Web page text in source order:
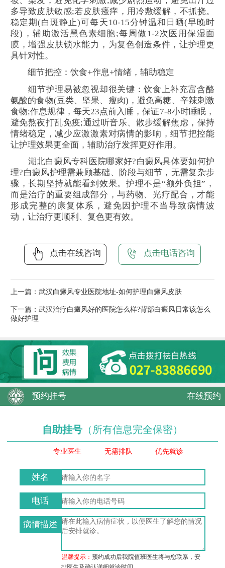
多导致皮肤敏感;若皮肤瘙痒，用冷敷缓解，不抓挠。
稳定期(白斑静止)可每天10-15分钟温和日晒(早晚时
段)，辅助激活黑色素细胞;每周做1-2次医用保湿面
膜，增强皮肤锁水能力，为复色创造条件，让护理更
具针对性。
细节把控：饮食+作息+情绪，辅助稳定
细节护理易被忽视却很关键：饮食上补充富含酪
氨酸的食物(豆类、坚果、瘦肉)，避免高糖、辛辣刺激
食物;作息规律，每天23点前入睡，保证7-8小时睡眠，
避免熬夜打乱免疫;通过听音乐、散步缓解焦虑，保持
情绪稳定，减少应激激素对病情的影响，细节把控能
让护理效果更全面，辅助治疗发挥更好作用。
湖北白癜风专科医院哪家好?白癜风具体要如何护
理?白癜风护理需兼顾基础、阶段与细节，无需复杂步
骤，长期坚持就能看到效果。护理不是“额外负担”，
而是治疗的重要组成部分，与药物、光疗配合，才能
形成完整的康复体系，避免因护理不当导致病情波
动，让治疗更顺利、复色更有效。
点击在线咨询 点击电话咨询
上一篇： 武汉白癜风专业医院地址-如何护理白癜风皮肤
下一篇： 武汉治疗白癜风好的医院怎么样?背部白癜风日常该怎么
做好护理
预约挂号 在线预约
自助挂号 （所有信息完全保密）
专业医生 无需排队 优先就诊
姓名
电话
病情描述
温馨提示：预约成功后我院值班医生将与您联系，安